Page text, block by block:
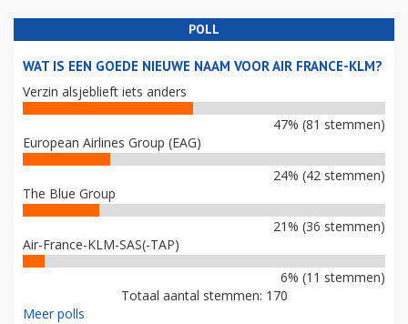
POLL
WAT IS EEN GOEDE NIEUWE NAAM VOOR AIR FRANCE-KLM?
Verzin alsjeblieft iets anders
47% (81 stemmen)
European Airlines Group (EAG)
24% (42 stemmen)
The Blue Group
21% (36 stemmen)
Air-France-KLM-SAS(-TAP)
6% (11 stemmen)
Totaal aantal stemmen: 170
Meer polls